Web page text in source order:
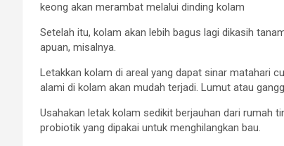
keong akan merambat melalui dinding kolam
Setelah itu, kolam akan lebih bagus lagi dikasih
apuan, misalnya.
Letakkan kolam di areal yang dapat sinar matahari
alami di kolam akan mudah terjadi. Lumut atau
Usahakan letak kolam sedikit berjauhan dari rumah
probiotik yang dipakai untuk menghilangkan bau.